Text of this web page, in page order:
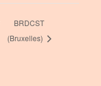
BRDCST
(Bruxelles)